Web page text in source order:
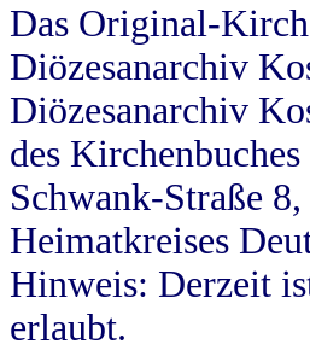
Das Original-
Diözesanarchiv
Diözesanarchiv
des
Schwank-Straße
Heimatkreises
Hinweis: Derzeit
erlaubt.